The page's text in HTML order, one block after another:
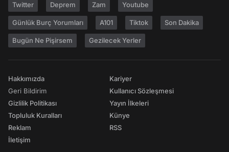
Twitter Deprem Zam Youtube
Günlük Burç Yorumları A101 Tiktok Son Dakika
Bugün Ne Pişirsem Gezilecek Yerler
Hakkımızda
Geri Bildirim
Gizlilik Politikası
Topluluk Kuralları
Reklam
İletişim
Kariyer
Kullanıcı Sözleşmesi
Yayın İlkeleri
Künye
RSS